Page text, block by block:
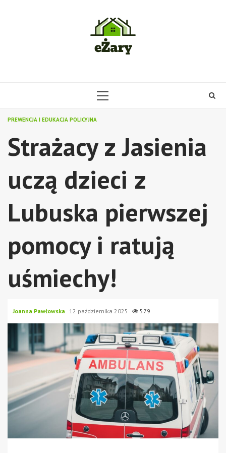
PRIMARY
PREWENCJA I EDUKACJA POLICYJNA
Strażacy z Jasienia
uczą dzieci z
Lubuska pierwszej
pomocy i ratują
uśmiechy!
Joanna Pawłowska 12 października 2025 579